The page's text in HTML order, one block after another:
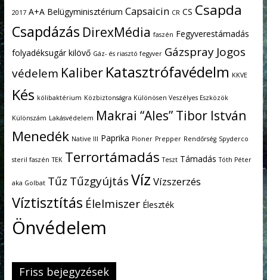
2017 A+A Belügyminisztérium Capsaicin CR CS Csapda
Csapdázás DirexMédia faszén Fegyverestámadás
folyadéksugár kilövő Gáz- és riasztó fegyver Gázspray Jogos
védelem Kaliber Katasztrófavédelm KKVE
Kés kólibaktérium Közbiztonságra Különösen Veszélyes Eszközök
Különszám Lakásvédelem Makrai “Ales” Tibor István
Menedék Native III Paprika Pioner Prepper Rendőrség Spyderco
steril faszén TEK Terrortámadás Teszt Támadás Tóth Péter
aka Golbat Tűz TűzgyújtásVíz Vízszerzés
Víztisztítás Élelmiszer Éleszték
Önvédelem
Friss bejegyzések